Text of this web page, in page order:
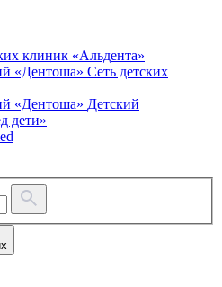
клиник «Альдента»
Сеть детских
Детский
дети»